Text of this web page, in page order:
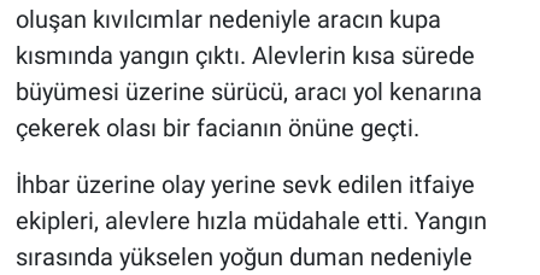
oluşan kıvılcımlar nedeniyle aracın kupa
kısmında yangın çıktı. Alevlerin kısa sürede
büyümesi üzerine sürücü, aracı yol kenarına
çekerek olası bir facianın önüne geçti.
İhbar üzerine olay yerine sevk edilen itfaiye
ekipleri, alevlere hızla müdahale etti. Yangın
sırasında yükselen yoğun duman nedeniyle